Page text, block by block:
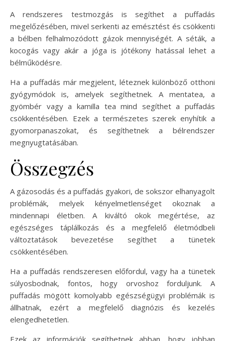
A rendszeres testmozgás is segíthet a puffadás
megelőzésében, mivel serkenti az emésztést és csökkenti
a bélben felhalmozódott gázok mennyiségét. A séták, a
kocogás vagy akár a jóga is jótékony hatással lehet a
bélműködésre.
Ha a puffadás már megjelent, léteznek különböző otthoni
gyógymódok is, amelyek segíthetnek. A mentatea, a
gyömbér vagy a kamilla tea mind segíthet a puffadás
csökkentésében. Ezek a természetes szerek enyhítik a
gyomorpanaszokat, és segíthetnek a bélrendszer
megnyugtatásában.
Összegzés
A gázosodás és a puffadás gyakori, de sokszor elhanyagolt
problémák, melyek kényelmetlenséget okoznak a
mindennapi életben. A kiváltó okok megértése, az
egészséges táplálkozás és a megfelelő életmódbeli
változtatások bevezetése segíthet a tünetek
csökkentésében.
Ha a puffadás rendszeresen előfordul, vagy ha a tünetek
súlyosbodnak, fontos, hogy orvoshoz forduljunk. A
puffadás mögött komolyabb egészségügyi problémák is
állhatnak, ezért a megfelelő diagnózis és kezelés
elengedhetetlen.
Ezek az információk segíthetnek abban, hogy jobban